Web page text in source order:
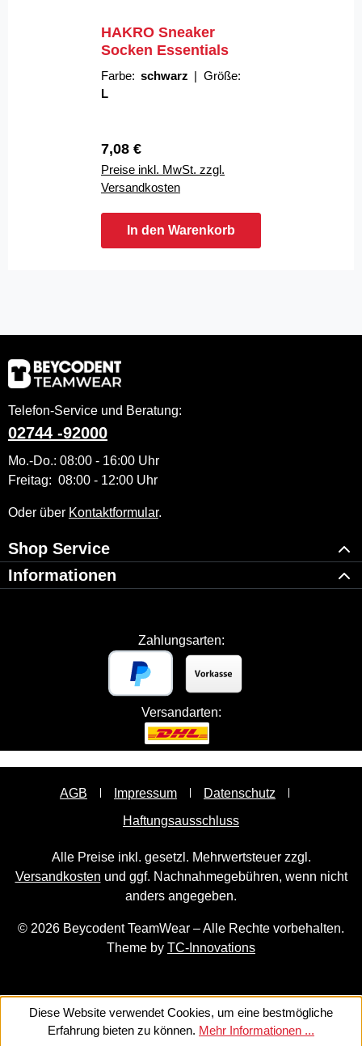
HAKRO Sneaker
Socken Essentials
Farbe: schwarz | Größe:
L
Regulärer Preis:
7,08 €
Preise inkl. MwSt. zzgl.
Versandkosten
In den Warenkorb
Telefon-Service und Beratung:
02744 -92000
Mo.-Do.: 08:00 - 16:00 Uhr
Freitag: 08:00 - 12:00 Uhr
Oder über Kontaktformular.
Shop Service
Informationen
Zahlungsarten:
Versandarten:
AGB Impressum
Datenschutz
Haftungsausschluss
Alle Preise inkl. gesetzl. Mehrwertsteuer zzgl.
Versandkosten und ggf. Nachnahmegebühren, wenn nicht
anders angegeben.
© 2026 Beycodent TeamWear – Alle Rechte vorbehalten.
Theme by TC-Innovations
Diese Website verwendet Cookies, um eine bestmögliche
Erfahrung bieten zu können. Mehr Informationen ...